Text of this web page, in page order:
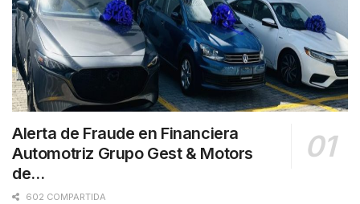
Alerta de Fraude en Financiera
Automotriz Grupo Gest & Motors
de…
602 COMPARTIDA